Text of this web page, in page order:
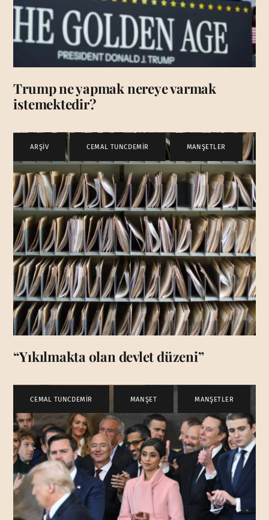
Trump ne yapmak nereye varmak
istemektedir?
ARŞİV CEMAL TUNCDEMİR , MANŞETLER
“Yıkılmakta olan devlet düzeni”
CEMAL TUNCDEMİR MANŞET MANŞETLER